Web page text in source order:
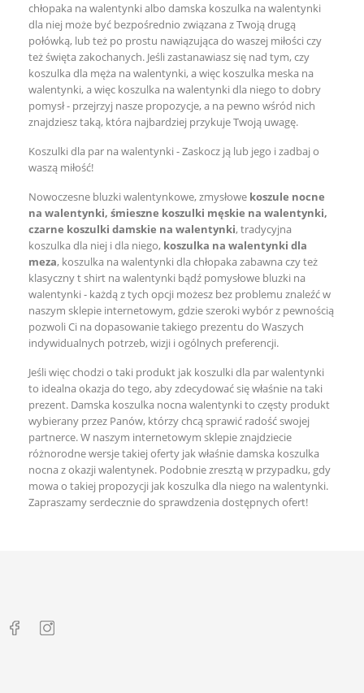
chłopaka na walentynki albo damska koszulka na walentynki
dla niej może być bezpośrednio związana z Twoją drugą
połówką, lub też po prostu nawiązująca do waszej miłości czy
też święta zakochanych. Jeśli zastanawiasz się nad tym, czy
koszulka dla męża na walentynki, a więc koszulka meska na
walentynki, a więc koszulka na walentynki dla niego to dobry
pomysł - przejrzyj nasze propozycje, a na pewno wśród nich
znajdziesz taką, która najbardziej przykuje Twoją uwagę.
Koszulki dla par na walentynki - Zaskocz ją lub jego i zadbaj o
waszą miłość!
Nowoczesne bluzki walentynkowe, zmysłowe koszule nocne
na walentynki, śmieszne koszulki męskie na walentynki,
czarne koszulki damskie na walentynki, tradycyjna
koszulka dla niej i dla niego, koszulka na walentynki dla
meza, koszulka na walentynki dla chłopaka zabawna czy też
klasyczny t shirt na walentynki bądź pomysłowe bluzki na
walentynki - każdą z tych opcji możesz bez problemu znaleźć w
naszym sklepie internetowym, gdzie szeroki wybór z pewnością
pozwoli Ci na dopasowanie takiego prezentu do Waszych
indywidualnych potrzeb, wizji i ogólnych preferencji.
Jeśli więc chodzi o taki produkt jak koszulki dla par walentynki
to idealna okazja do tego, aby zdecydować się właśnie na taki
prezent. Damska koszulka nocna walentynki to częsty produkt
wybierany przez Panów, którzy chcą sprawić radość swojej
partnerce. W naszym internetowym sklepie znajdziecie
różnorodne wersje takiej oferty jak właśnie damska koszulka
nocna z okazji walentynek. Podobnie zresztą w przypadku, gdy
mowa o takiej propozycji jak koszulka dla niego na walentynki.
Zapraszamy serdecznie do sprawdzenia dostępnych ofert!